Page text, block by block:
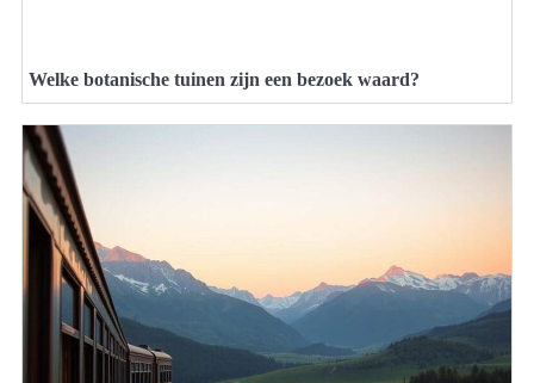
Welke botanische tuinen zijn een bezoek waard?